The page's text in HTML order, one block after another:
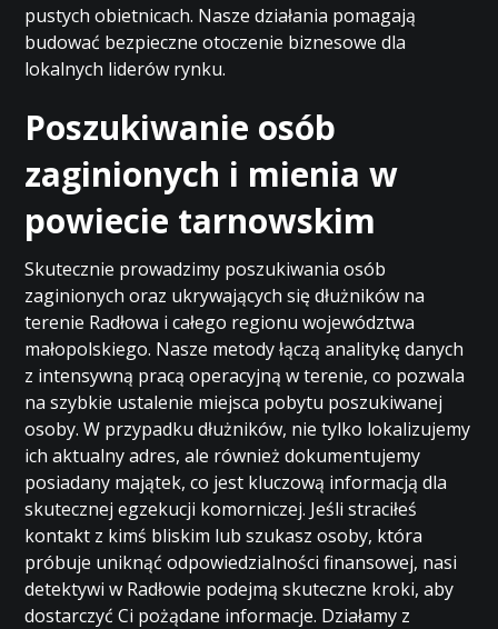
pustych obietnicach. Nasze działania pomagają
budować bezpieczne otoczenie biznesowe dla
lokalnych liderów rynku.
Poszukiwanie osób
zaginionych i mienia w
powiecie tarnowskim
Skutecznie prowadzimy poszukiwania osób
zaginionych oraz ukrywających się dłużników na
terenie Radłowa i całego regionu województwa
małopolskiego. Nasze metody łączą analitykę danych
z intensywną pracą operacyjną w terenie, co pozwala
na szybkie ustalenie miejsca pobytu poszukiwanej
osoby. W przypadku dłużników, nie tylko lokalizujemy
ich aktualny adres, ale również dokumentujemy
posiadany majątek, co jest kluczową informacją dla
skutecznej egzekucji komorniczej. Jeśli straciłeś
kontakt z kimś bliskim lub szukasz osoby, która
próbuje uniknąć odpowiedzialności finansowej, nasi
detektywi w Radłowie podejmą skuteczne kroki, aby
dostarczyć Ci pożądane informacje. Działamy z